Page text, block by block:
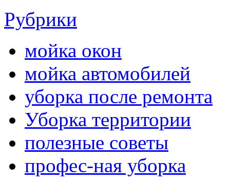
Рубрики
мойка окон
мойка автомобилей
уборка после ремонта
Уборка территории
полезные советы
профес-ная уборка